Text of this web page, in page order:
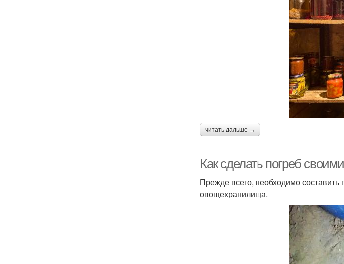
читать дальше →
Как сделать погреб
Прежде всего, необходимо
овощехранилища.